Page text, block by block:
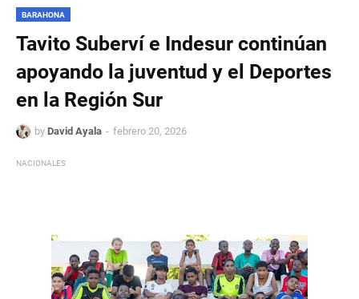
BARAHONA
Tavito Suberví e Indesur continúan
apoyando la juventud y el Deportes
en la Región Sur
by David Ayala febrero 20, 2026
NACIONALES